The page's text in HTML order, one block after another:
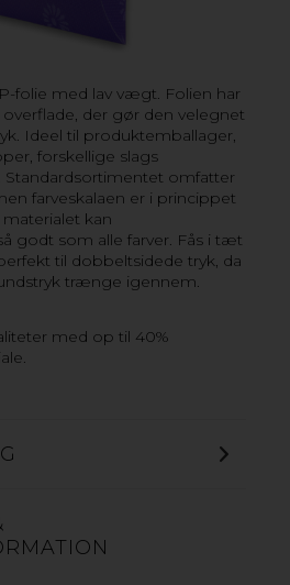
folie med lav vægt. Folien har
der gør den velegnet
Ideel til produktemballager,
forskellige slags
Standardsortimentet omfatter
farveskalaen er i princippet
kan
godt som alle farver. Fås i tæt
til dobbeltsidede tryk, da
trænge igennem.
med op til 40%
lag polypropylen: Et
og to massive plader som
og stivhed fra kernens
og meget
for fugt. Materialets plane og
har udmærkede
perfekt til enkelt- og
med meget gode
være dens lave vægt og lange